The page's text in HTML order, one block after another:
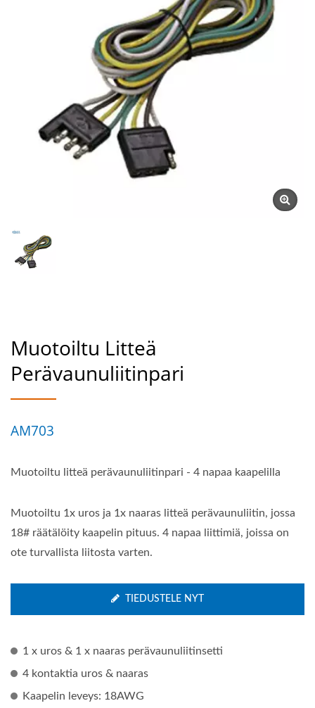
Muotoiltu Litteä
Perävaunuliitinpari
AM703
Muotoiltu litteä perävaunuliitinpari - 4 napaa kaapelilla
Muotoiltu 1x uros ja 1x naaras litteä perävaunuliitin, jossa
18# räätälöity kaapelin pituus. 4 napaa liittimiä, joissa on
ote turvallista liitosta varten.
TIEDUSTELE NYT
1 x uros & 1 x naaras perävaunuliitinsetti
4 kontaktia uros & naaras
Kaapelin leveys: 18AWG